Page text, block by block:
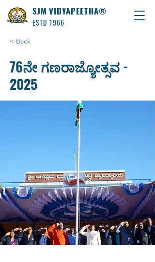
SJM VIDYAPEETHA®
ESTD 1966
< Back
76ನೇ ಗಣರಾಜ್ಯೋತ್ಸವ -
2025